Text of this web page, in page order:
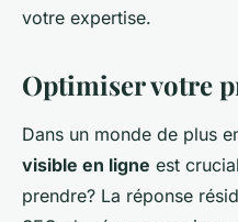
votre expertise.
Optimiser votre
Dans un monde de plus
visible en ligne est
prendre? La réponse